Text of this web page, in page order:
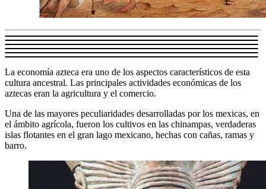
La economía azteca era uno de los aspectos característicos de esta
cultura ancestral. Las principales actividades económicas de los
aztecas eran la agricultura y el comercio.
Una de las mayores peculiaridades desarrolladas por los mexicas, en
el ámbito agrícola, fueron los cultivos en las chinampas, verdaderas
islas flotantes en el gran lago mexicano, hechas con cañas, ramas y
barro.